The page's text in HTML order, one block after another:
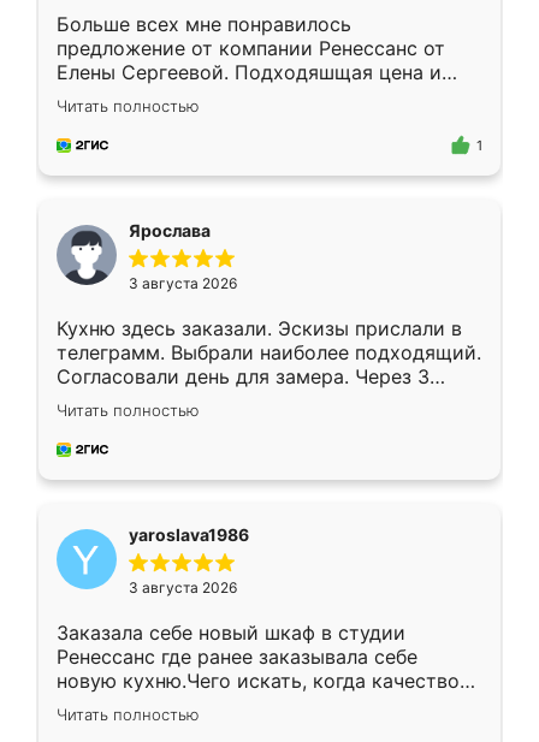
Больше всех мне понравилось
предложение от компании Ренессанс от
Елены Сергеевой. Подходяшщая цена и
короткие сроки изготовления. Приехавший
для замера сотрудник Владислав
предложил по моему эскизу самый
Читать полностью
1
Ярослава
3 августа 2026
Кухню здесь заказали. Эскизы прислали в
телеграмм. Выбрали наиболее подходящий.
Согласовали день для замера. Через 3
недели кухня была уже готова. Остались
довольны работой. Спасибо Ренессанс
мебель за качественную работу!
Читать полностью
yaroslava1986
3 августа 2026
Заказала себе новый шкаф в студии
Ренессанс где ранее заказывала себе
новую кухню.Чего искать, когда качеством
вполне довольна. Служит кухня уже почти
два года, нареканий нет.
Читать полностью